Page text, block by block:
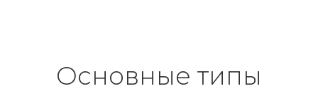
Основные типы